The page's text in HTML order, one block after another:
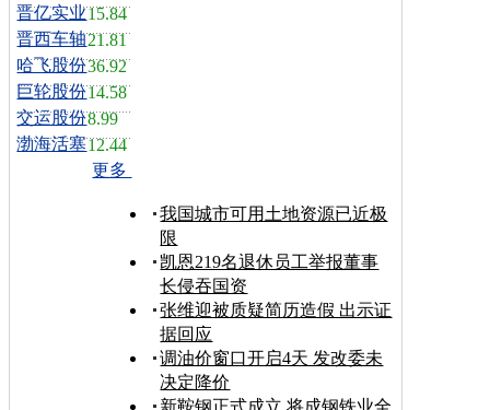
晋亿实业15.84
晋西车轴21.81
哈飞股份36.92
巨轮股份14.58
交运股份8.99
渤海活塞12.44
更多
我国城市可用土地资源已近极
限
凯恩219名退休员工举报董事
长侵吞国资
张维迎被质疑简历造假 出示证
据回应
调油价窗口开启4天 发改委未
决定降价